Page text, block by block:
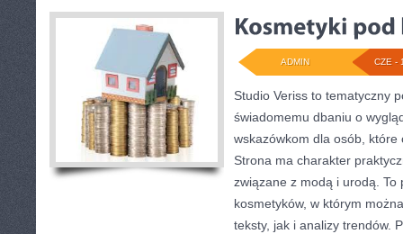
CZE -
ADMIN
Studio Veriss to tematyczny
świadomemu dbaniu o
wskazówkom dla osób,
Strona ma charakter
związane z modą i urodą. To
kosmetyków, w którym
teksty, jak i analizy trendów.